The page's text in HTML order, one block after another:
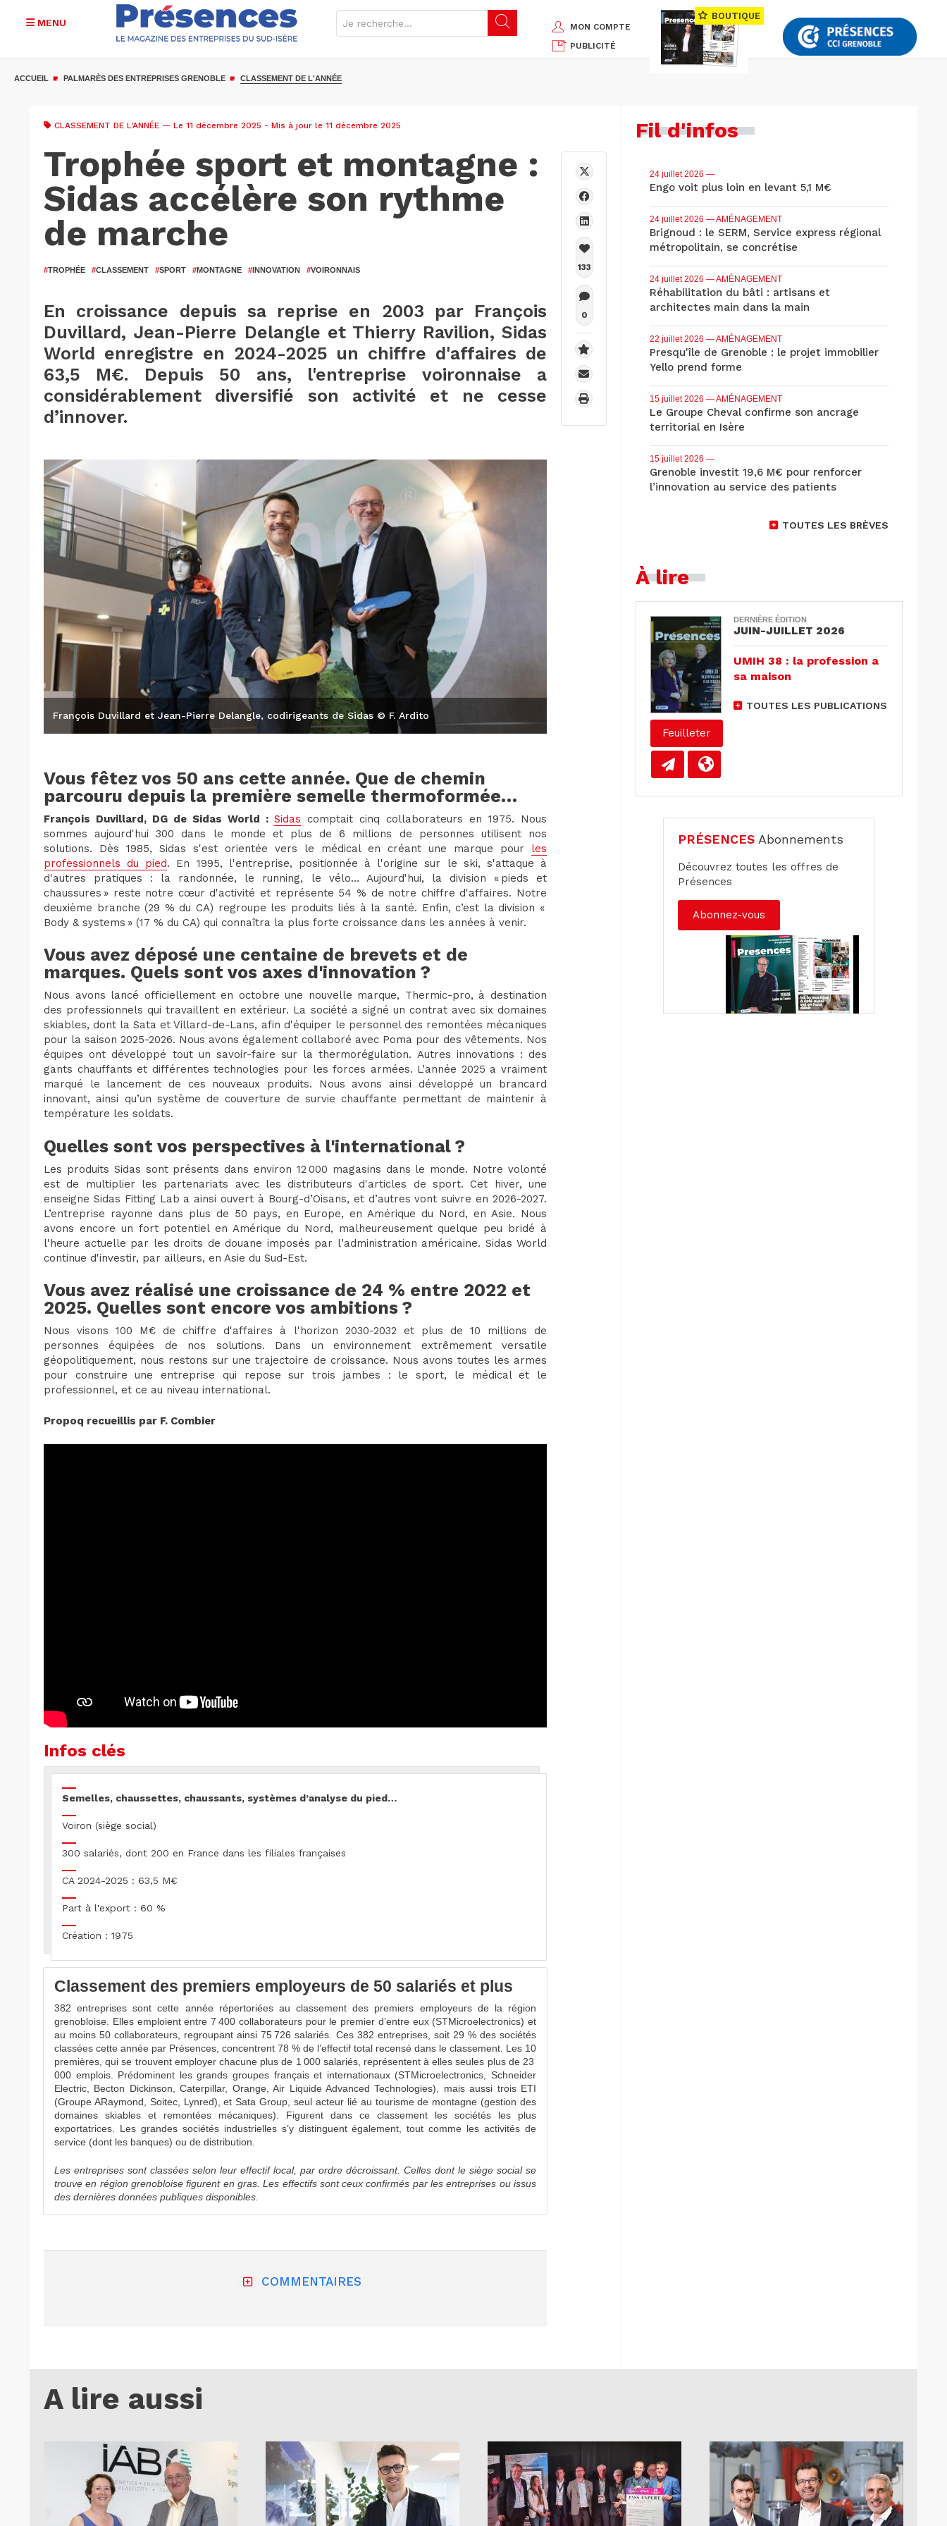
MENU
MON COMPTE
PUBLICITÉ
BOUTIQUE
ACCUEIL PALMARÈS DES ENTREPRISES GRENOBLE CLASSEMENT DE L'ANNÉE
CLASSEMENT DE L'ANNÉE — Le 11 décembre 2025 - Mis à jour le 11 décembre 2025
Trophée sport et montagne :
Sidas accélère son rythme
de marche
#TROPHÉE #CLASSEMENT #SPORT #MONTAGNE #INNOVATION #VOIRONNAIS
En croissance depuis sa reprise en 2003 par François
Duvillard, Jean-Pierre Delangle et Thierry Ravilion, Sidas
World enregistre en 2024-2025 un chiffre d'affaires de
63,5 M€. Depuis 50 ans, l'entreprise voironnaise a
considérablement diversifié son activité et ne cesse
d’innover.
François Duvillard et Jean-Pierre Delangle, codirigeants de Sidas © F. Ardito
Vous fêtez vos 50 ans cette année. Que de chemin
parcouru depuis la première semelle thermoformée…
François Duvillard, DG de Sidas World : Sidas comptait cinq collaborateurs en 1975. Nous
sommes aujourd'hui 300 dans le monde et plus de 6 millions de personnes utilisent nos
solutions. Dès 1985, Sidas s'est orientée vers le médical en créant une marque pour les
professionnels du pied. En 1995, l'entreprise, positionnée à l'origine sur le ski, s'attaque à
d'autres pratiques : la randonnée, le running, le vélo… Aujourd'hui, la division « pieds et
chaussures » reste notre cœur d'activité et représente 54 % de notre chiffre d'affaires. Notre
deuxième branche (29 % du CA) regroupe les produits liés à la santé. Enfin, c’est la division «
Body & systems » (17 % du CA) qui connaîtra la plus forte croissance dans les années à venir.
Vous avez déposé une centaine de brevets et de
marques. Quels sont vos axes d'innovation ?
Nous avons lancé officiellement en octobre une nouvelle marque, Thermic-pro, à destination
des professionnels qui travaillent en extérieur. La société a signé un contrat avec six domaines
skiables, dont la Sata et Villard-de-Lans, afin d'équiper le personnel des remontées mécaniques
pour la saison 2025-2026. Nous avons également collaboré avec Poma pour des vêtements. Nos
équipes ont développé tout un savoir-faire sur la thermorégulation. Autres innovations : des
gants chauffants et différentes technologies pour les forces armées. L’année 2025 a vraiment
marqué le lancement de ces nouveaux produits. Nous avons ainsi développé un brancard
innovant, ainsi qu’un système de couverture de survie chauffante permettant de maintenir à
température les soldats.
Quelles sont vos perspectives à l'international ?
Les produits Sidas sont présents dans environ 12 000 magasins dans le monde. Notre volonté
est de multiplier les partenariats avec les distributeurs d'articles de sport. Cet hiver, une
enseigne Sidas Fitting Lab a ainsi ouvert à Bourg-d’Oisans, et d’autres vont suivre en 2026-2027.
L’entreprise rayonne dans plus de 50 pays, en Europe, en Amérique du Nord, en Asie. Nous
avons encore un fort potentiel en Amérique du Nord, malheureusement quelque peu bridé à
l'heure actuelle par les droits de douane imposés par l’administration américaine. Sidas World
continue d'investir, par ailleurs, en Asie du Sud-Est.
Vous avez réalisé une croissance de 24 % entre 2022 et
2025. Quelles sont encore vos ambitions ?
Nous visons 100 M€ de chiffre d'affaires à l'horizon 2030-2032 et plus de 10 millions de
personnes équipées de nos solutions. Dans un environnement extrêmement versatile
géopolitiquement, nous restons sur une trajectoire de croissance. Nous avons toutes les armes
pour construire une entreprise qui repose sur trois jambes : le sport, le médical et le
professionnel, et ce au niveau international.
Propoq recueillis par F. Combier
Infos clés
Semelles, chaussettes, chaussants, systèmes d’analyse du pied…
Voiron (siège social)
300 salariés, dont 200 en France dans les filiales françaises
CA 2024-2025 : 63,5 M€
Part à l'export : 60 %
Création : 1975
Classement des premiers employeurs de 50 salariés et plus
382 entreprises sont cette année répertoriées au classement des premiers employeurs de la région
grenobloise. Elles emploient entre 7 400 collaborateurs pour le premier d’entre eux (STMicroelectronics) et
au moins 50 collaborateurs, regroupant ainsi 75 726 salariés. Ces 382 entreprises, soit 29 % des sociétés
classées cette année par Présences, concentrent 78 % de l’effectif total recensé dans le classement. Les 10
premières, qui se trouvent employer chacune plus de 1 000 salariés, représentent à elles seules plus de 23
000 emplois. Prédominent les grands groupes français et internationaux (STMicroelectronics, Schneider
Electric, Becton Dickinson, Caterpillar, Orange, Air Liquide Advanced Technologies), mais aussi trois ETI
(Groupe ARaymond, Soitec, Lynred), et Sata Group, seul acteur lié au tourisme de montagne (gestion des
domaines skiables et remontées mécaniques). Figurent dans ce classement les sociétés les plus
exportatrices. Les grandes sociétés industrielles s’y distinguent également, tout comme les activités de
service (dont les banques) ou de distribution.
Les entreprises sont classées selon leur effectif local, par ordre décroissant. Celles dont le siège social se
trouve en région grenobloise figurent en gras. Les effectifs sont ceux confirmés par les entreprises ou issus
des dernières données publiques disponibles.
COMMENTAIRES
133
0
Fil d'infos
24 juillet 2026 —
Engo voit plus loin en levant 5,1 M€
24 juillet 2026 — AMÉNAGEMENT
Brignoud : le SERM, Service express régional
métropolitain, se concrétise
24 juillet 2026 — AMÉNAGEMENT
Réhabilitation du bâti : artisans et
architectes main dans la main
22 juillet 2026 — AMÉNAGEMENT
Presqu'île de Grenoble : le projet immobilier
Yello prend forme
15 juillet 2026 — AMÉNAGEMENT
Le Groupe Cheval confirme son ancrage
territorial en Isère
15 juillet 2026 —
Grenoble investit 19,6 M€ pour renforcer
l’innovation au service des patients
TOUTES LES BRÈVES
À lire
Feuilleter
DERNIÈRE ÉDITION
JUIN-JUILLET 2026
UMIH 38 : la profession a
sa maison
TOUTES LES PUBLICATIONS
PRÉSENCES Abonnements
Découvrez toutes les offres de
Présences
Abonnez-vous
A lire aussi